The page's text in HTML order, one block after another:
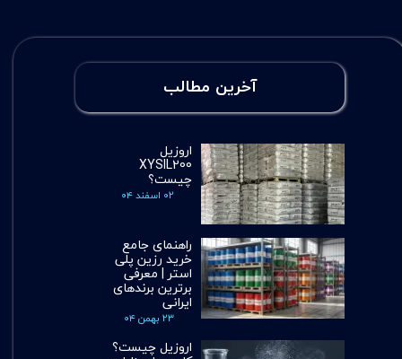
آخرین مطالب
اروزیل
XYSIL200
چیست؟
۰۲ اسفند ۰۴
راهنمای جامع
خرید رزین پلی
استر | معرفی
برترین برندهای
ایرانی
۲۳ بهمن ۰۴
اروزیل چیست؟